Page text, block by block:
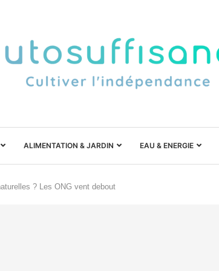
ALIMENTATION & JARDIN EAU & ENERGIE
? Les ONG vent debout